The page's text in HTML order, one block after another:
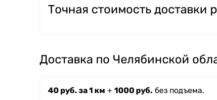
Точная стоимость доставки
Доставка по Челябинской
40 руб. за 1 км + 1000 руб. без подъема.